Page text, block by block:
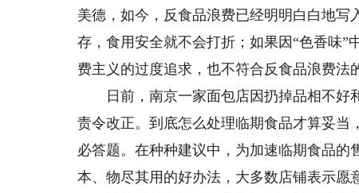
美德，如今，反食品浪费已经明明白白地
存，食用安全就不会打折；如果因“色香味
费主义的过度追求，也不符合反食品浪费法
日前，南京一家面包店因扔掉品相不好
责令改正。到底怎么处理临期食品才算妥
必答题。在种种建议中，为加速临期食品
本、物尽其用的好办法，大多数店铺表示愿